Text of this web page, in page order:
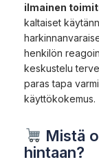
ilmainen
kaltaiset
henkilön
keskustelu
paras tapa
käyttökokemus.
Mistä
hintaan?